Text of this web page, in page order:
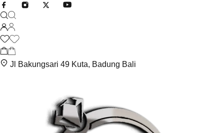
Jl Bakungsari 49 Kuta, Badung Bali